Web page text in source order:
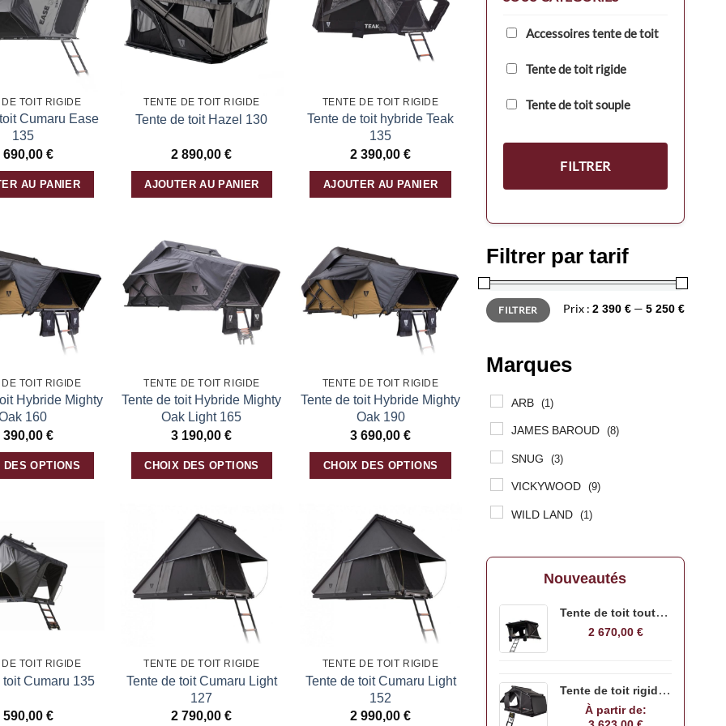
liste
d’envies
TOIT RIGIDE
Cumaru Ease
135
690,00 €
AU PANIER
liste
d’envies
TENTE DE TOIT RIGIDE
Tente de toit Hazel 130
2 890,00€
AJOUTER AU PANIER
liste
d’envies
TENTE DE TOIT RIGIDE
Tente de toit hybride Teak
135
2 390,00€
AJOUTER AU PANIER
à la
liste
d’envies
TOIT RIGIDE
Hybride Mighty
160
390,00 €
DES OPTIONS
Ajouter
à la
liste
d’envies
TENTE DE TOIT RIGIDE
Tente de toit Hybride Mighty
Oak Light 165
3 190,00€
CHOIX DES OPTIONS
plusieurs
variations.
Les
choisies
sur
à la
liste
d’envies
TENTE DE TOIT RIGIDE
Tente de toit Hybride Mighty
Oak 190
3 690,00€
CHOIX DES OPTIONS
plusieurs
variations.
Les
choisies
sur
liste
d’envies
TOIT RIGIDE
toit Cumaru 135
590,00 €
Ajouter
à la
liste
d’envies
TENTE DE TOIT RIGIDE
Tente de toit Cumaru Light
127
2 790,00€
Ajouter
à la
liste
d’envies
TENTE DE TOIT RIGIDE
Tente de toit Cumaru Light
152
2 990,00€
Accessoires tente de toit
Tente de toit rigide
Tente de toit souple
FILTRER
Filtrer par tarif
Prix
min
Prix
maxFILTRER Prix : 2 390 €— 5 250 €
Marques
ARB (1)
JAMES BAROUD (8)
SNUG (3)
VICKYWOOD (9)
WILD LAND (1)
Nouveautés
Tente de toit toute saison Wild Land Rock Cruiser Pro 140
2 670,00 €
Tente de toit rigide ARB Intrepid
À partir de: